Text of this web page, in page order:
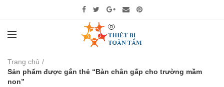
Trang chủ
Sản phẩm được gắn thẻ “Bàn chân gấp cho trường mầm
non”